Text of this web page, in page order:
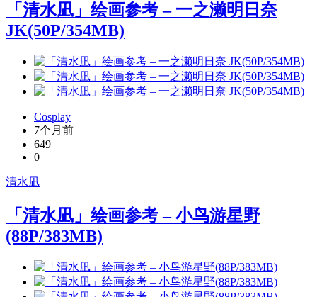
「清水凪」绘画参考 – 一之濑明日奈
JK(50P/354MB)
Cosplay
7个月前
649
0
清水凪
「清水凪」绘画参考 – 小鸟游星野
(88P/383MB)